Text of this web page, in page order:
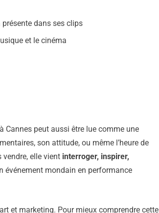
présente dans ses clips
et le cinéma
Cannes peut aussi être lue comme une
son attitude, ou même l’heure de
elle vient interroger, inspirer,
événement mondain en performance
et marketing. Pour mieux comprendre cette